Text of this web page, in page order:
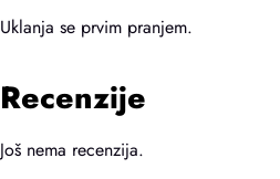
Uklanja se prvim pranjem.
Recenzije
Još nema recenzija.